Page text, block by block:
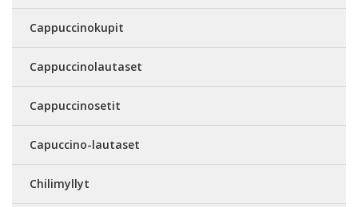
Cappuccinokupit
Cappuccinolautaset
Cappuccinosetit
Capuccino-lautaset
Chilimyllyt